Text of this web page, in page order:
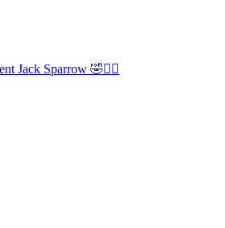
Jack Sparrow 🤣🏴‍☠️